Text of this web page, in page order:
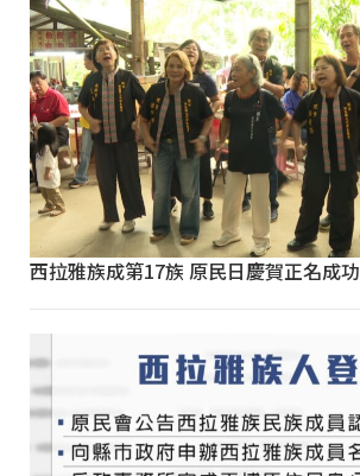
西拉雅族成第17族 原民日慶賀正名成功